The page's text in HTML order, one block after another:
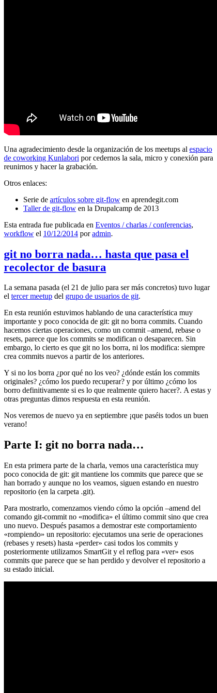
Una agradecimiento desde la organización de los meetups al espacio
de coworking Kunlabori por cedernos la sala, micro y conexión para
reunirnos y hacer la grabación.
Otros enlaces:
Serie de artículos sobre git-flow en aprendegit.com
Taller de git-flow en la Drupalcamp de 2013
Esta entrada fue publicada en Eventos / charlas / conferencias,
workflow el 10/12/2014 poradmin.
git no borra nada… hasta que pasa el
recolector de basura
La semana pasada (el 21 de julio para ser más concretos) tuvo lugar
el tercer meetup del grupo de usuarios de git.
En esta reunión estuvimos hablando de una característica muy
importante y poco conocida de git: git no borra commits. Cuando
hacemos ciertas operaciones, como un commit –amend, rebase o
resets, parece que los commits se modifican o desaparecen. Sin
embargo, lo cierto es que git no los borra, ni los modifica: siempre
crea commits nuevos a partir de los anteriores.
Y si no los borra ¿por qué no los veo? ¿dónde están los commits
originales? ¿cómo los puedo recuperar? y por último ¿cómo los
borro definitivamente si es lo que realmente quiero hacer?. A estas y
otras preguntas dimos respuesta en esta reunión.
Nos veremos de nuevo ya en septiembre ¡que paséis todos un buen
verano!
Parte I: git no borra nada…
En esta primera parte de la charla, vemos una característica muy
poco conocida de git: git mantiene los commits que parece que se
han borrado y aunque no los veamos, siguen estando en nuestro
repositorio (en la carpeta .git).
Para mostrarlo, comenzamos viendo cómo la opción –amend del
comando git-commit no «modifica» el último commit sino que crea
uno nuevo. Después pasamos a demostrar este comportamiento
«rompiendo» un repositorio: ejecutamos una serie de operaciones
(rebases y resets) hasta «perder» casi todos los commits y
posteriormente utilizamos SmartGit y el reflog para «ver» esos
commits que parece que se han perdido y devolver el repositorio a
su estado inicial.